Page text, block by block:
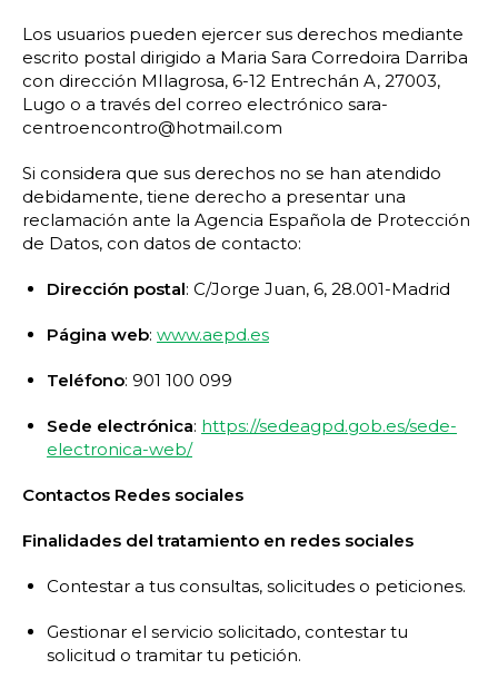
Los usuarios pueden ejercer sus derechos mediante
escrito postal dirigido a Maria Sara Corredoira Darriba
con dirección MIlagrosa, 6-12 Entrechán A, 27003,
Lugo o a través del correo electrónico sara-
centroencontro@hotmail.com
Si considera que sus derechos no se han atendido
debidamente, tiene derecho a presentar una
reclamación ante la Agencia Española de Protección
de Datos, con datos de contacto:
Dirección postal: C/Jorge Juan, 6, 28.001-Madrid
Página web: www.aepd.es
Teléfono: 901 100 099
Sede electrónica: https://sedeagpd.gob.es/sede-
electronica-web/
Contactos Redes sociales
Finalidades del tratamiento en redes sociales
Contestar a tus consultas, solicitudes o peticiones.
Gestionar el servicio solicitado, contestar tu
solicitud o tramitar tu petición.